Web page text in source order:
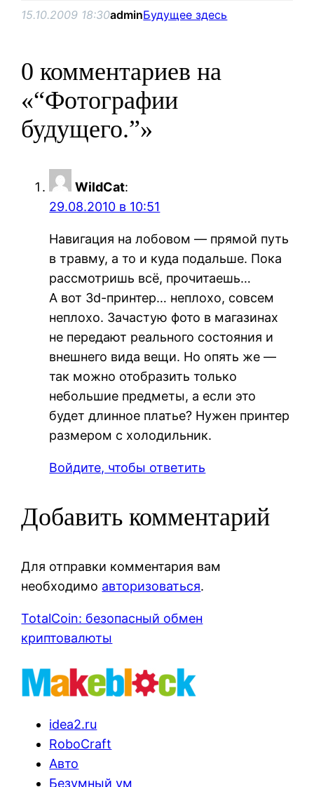
15.10.2009 18:30adminБудущее здесь
0 комментариев на
«“Фотографии
будущего.”»
WildCat:
29.08.2010 в 10:51
Навигация на лобовом — прямой путь
в травму, а то и куда подальше. Пока
рассмотришь всё, прочитаешь…
А вот 3d-принтер… неплохо, совсем
неплохо. Зачастую фото в магазинах
не передают реального состояния и
внешнего вида вещи. Но опять же —
так можно отобразить только
небольшие предметы, а если это
будет длинное платье? Нужен принтер
размером с холодильник.
Войдите, чтобы ответить
Добавить комментарий
Для отправки комментария вам
необходимо авторизоваться.
TotalCoin: безопасный обмен
криптовалюты
idea2.ru
RoboCraft
Авто
Безумный ум